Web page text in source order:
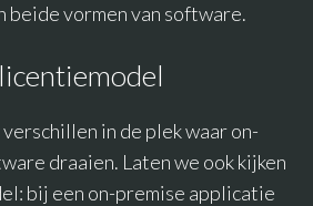
beide vormen van software.
in de plek waar on-
draaien. Laten we ook kijken
bij een on-premise applicatie